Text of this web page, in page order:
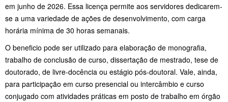
em junho de 2026. Essa licença permite aos servidores dedicarem-
se a uma variedade de ações de desenvolvimento, com carga
horária mínima de 30 horas semanais.
O beneficio pode ser utilizado para elaboração de monografia,
trabalho de conclusão de curso, dissertação de mestrado, tese de
doutorado, de livre-docência ou estágio pós-doutoral. Vale, ainda,
para participação em curso presencial ou intercâmbio e curso
conjugado com atividades práticas em posto de trabalho em órgão